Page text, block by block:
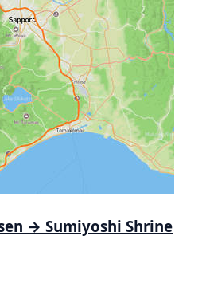
→ Sumiyoshi Shrine